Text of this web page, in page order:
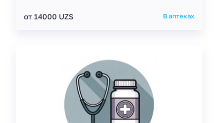
от 14000 UZS В аптеках